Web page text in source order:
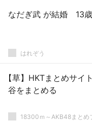
なだぎ武 が結婚 13
はれぞう
【草】HKTまとめサイ
谷をまとめる
18300ｍ～AKB48まとめ